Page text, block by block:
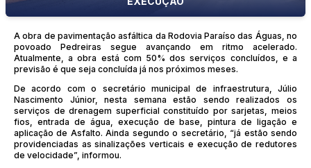
A obra de pavimentação asfáltica da Rodovia Paraíso das Águas, no
povoado Pedreiras segue avançando em ritmo acelerado.
Atualmente, a obra está com 50% dos serviços concluídos, e a
previsão é que seja concluída já nos próximos meses.
De acordo com o secretário municipal de infraestrutura, Júlio
Nascimento Júnior, nesta semana estão sendo realizados os
serviços de drenagem superficial constituído por sarjetas, meios
fios, entrada de água, execução de base, pintura de ligação e
aplicação de Asfalto. Ainda segundo o secretário, “já estão sendo
providenciadas as sinalizações verticais e execução de redutores
de velocidade”, informou.